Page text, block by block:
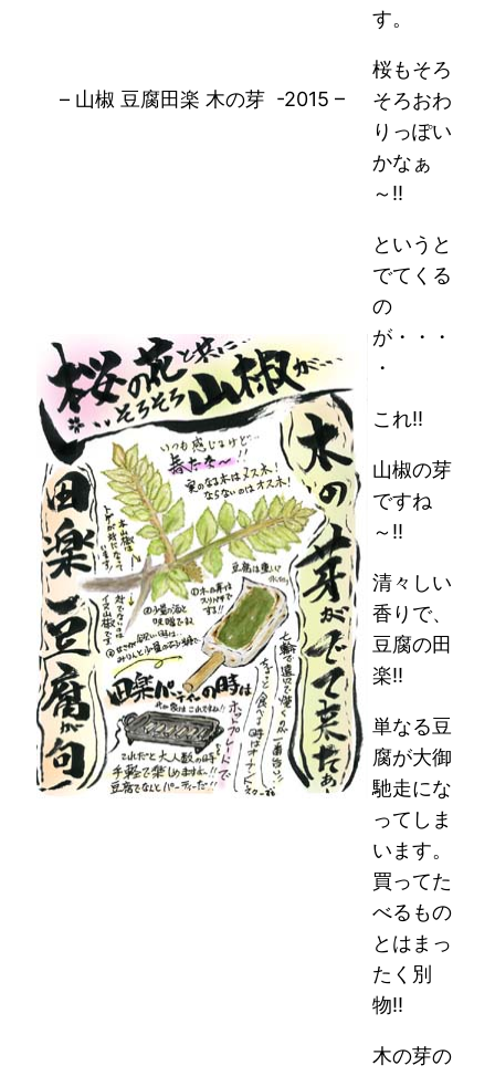
– 山椒 豆腐田楽 木の芽 -2015 –
す。
桜もそろ
そろおわ
りっぽい
かなぁ
～!!
というと
でてくる
の
が・・・
・
これ!!
山椒の芽
ですね
～!!
清々しい
香りで、
豆腐の田
楽!!
単なる豆
腐が大御
馳走にな
ってしま
います。
買ってた
べるもの
とはまっ
たく別
物!!
木の芽の